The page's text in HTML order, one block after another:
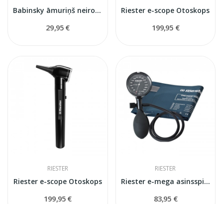
Babinsky āmuriņš neiroliģiskais
29,95 €
Riester e-scope Otoskops
199,95 €
RIESTER
Riester e-scope Otoskops
199,95 €
RIESTER
Riester e-mega asinsspiediena mērītājs
83,95 €